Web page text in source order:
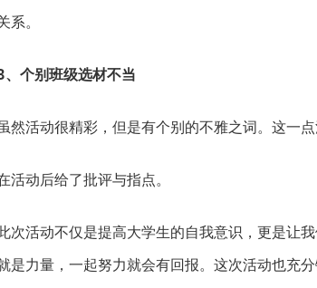
系。
、个别班级选材不当
然活动很精彩，但是有个别的不雅之词。这一
活动后给了批评与指点。
次活动不仅是提高大学生的自我意识，更是让
是力量，一起努力就会有回报。这次活动也充